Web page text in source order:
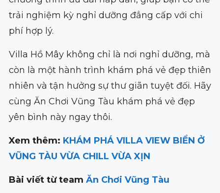
trải nghiệm kỳ nghỉ dưỡng đẳng cấp với chi
phí hợp lý.
Villa Hồ Mây không chỉ là nơi nghỉ dưỡng, mà
còn là một hành trình khám phá vẻ đẹp thiên
nhiên và tận hưởng sự thư giãn tuyệt đối. Hãy
cùng Ăn Chơi Vũng Tàu khám phá vẻ đẹp
yên bình này ngay thôi.
Xem thêm: KHÁM PHÁ VILLA VIEW BIỂN Ở
VŨNG TÀU VỪA CHILL VỪA XỊN
Bài viết từ team Ăn Chơi Vũng Tàu